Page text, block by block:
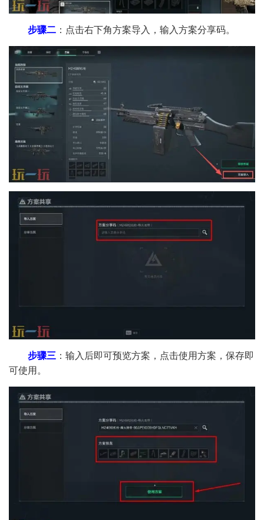
步骤二 ：点击右下角方案导入，输入方案分享码。
步骤三 ：输入后即可预览方案，点击使用方案，保存即
可使用。